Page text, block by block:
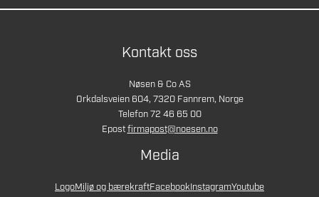
Kontakt oss
Nøsen & Co AS
Orkdalsveien 604, 7320 Fannrem, Norge
Telefon 72 46 65 00
Epostfirmapost@noesen.no
Media
LogoMiljø og bærekraftFacebookInstagramYoutube